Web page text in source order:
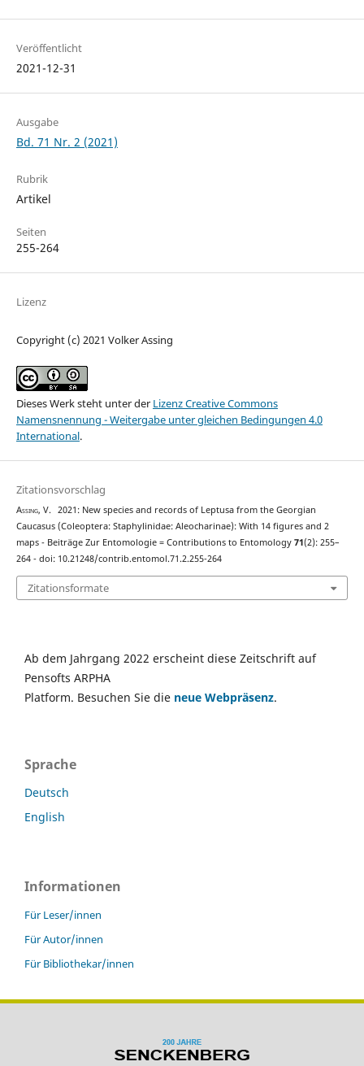
Veröffentlicht
2021-12-31
Zitationsvorschlag
Assing, V.
2021: New species and records of Leptusa from the Georgian
Caucasus (Coleoptera: Staphylinidae: Aleocharinae): With 14 figures and 2
maps - Beiträge Zur Entomologie = Contributions to Entomology 71(2): 255–
264 - doi: 10.21248/contrib.entomol.71.2.255-264
Zitationsformate
Ausgabe
Bd. 71 Nr. 2 (2021)
Rubrik
Artikel
Seiten
255-264
Lizenz
Copyright (c) 2021 Volker Assing
Dieses Werk steht unter der Lizenz Creative Commons
Namensnennung - Weitergabe unter gleichen Bedingungen 4.0
International.
Ab dem Jahrgang 2022 erscheint diese Zeitschrift auf
Pensofts ARPHA
Platform. Besuchen Sie die neue Webpräsenz.
Sprache
Deutsch
English
Informationen
Für Leser/innen
Für Autor/innen
Für Bibliothekar/innen